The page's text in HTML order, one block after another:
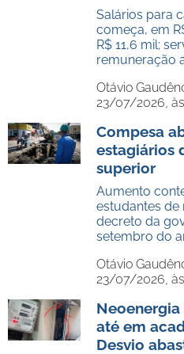
Salários para
começa, em
R$ 11,6 mil;
remuneração
Otávio
23/07/2026,
Compesa
estagiários
superior
Aumento
estudantes de
decreto da
setembro do
Otávio
23/07/2026,
até em
Desvio